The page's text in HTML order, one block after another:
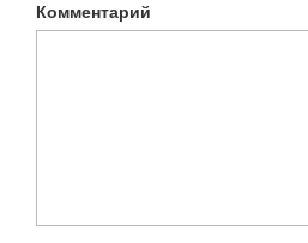
Комментарий